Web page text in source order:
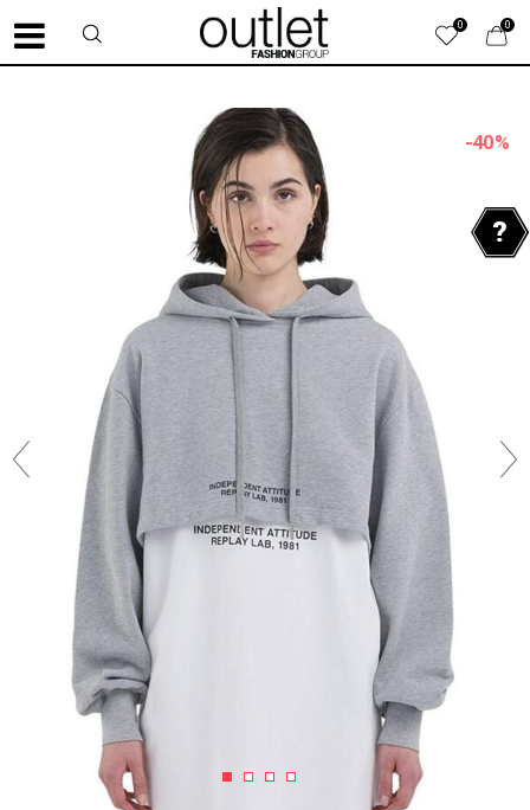
0
0
1 2 3 4
-40%